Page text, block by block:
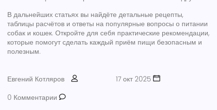
В дальнейших статьях вы найдёте детальные рецепты,
таблицы расчётов и ответы на популярные вопросы о питании
собак и кошек. Откройте для себя практические рекомендации,
которые помогут сделать каждый приём пищи безопасным и
полезным.
Евгений Котляров
17 окт 2025
0 Комментарии